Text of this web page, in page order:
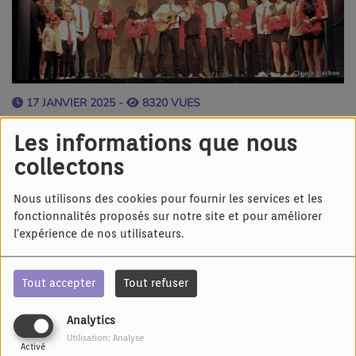
Les informations que nous
collectons
Nous utilisons des cookies pour fournir les services et les
fonctionnalités proposés sur notre site et pour améliorer
l'expérience de nos utilisateurs.
Tout accepter Tout refuser
Analytics
Activé
Utilisation: Analyse
17 JANVIER 2025 - 8320 VUES
Écouter le podcast
Les Joyeux Vignerons de Wolxheim, connus pour
leur passion du théâtre-cabaret alsacien, présentent leur
44e revue "Messti im Brischeck "
Les actrices - acteurs se sont remis au travail avec
enthousiasme, prêts à divertir le public avec de
nombreuses nouveautés.
------------
Les dates des représentations:
Vendredi 7 mars , samedi 8 mars à 20 h 15, samedi